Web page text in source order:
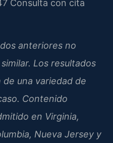
Consulta con cita
anteriores no
Los resultados
una variedad de
Contenido
en Virginia,
Nueva Jersey y